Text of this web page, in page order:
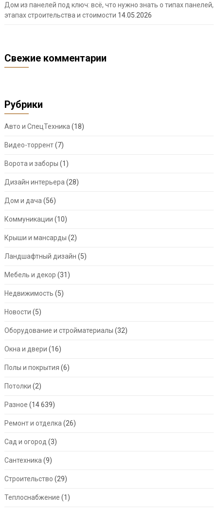
Дом из панелей под ключ: всё, что нужно знать о типах панелей,
этапах строительства и стоимости 14.05.2026
Свежие комментарии
Рубрики
Авто и СпецТехника (18)
Видео-торрент(7)
Ворота и заборы (1)
Дизайн интерьера (28)
Дом и дача (56)
Коммуникации (10)
Крыши и мансарды (2)
Ландшафтный дизайн (5)
Мебель и декор (31)
Недвижимость (5)
Новости (5)
Оборудование и стройматериалы (32)
Окна и двери (16)
Полы и покрытия (6)
Потолки (2)
Разное (14 639)
Ремонт и отделка (26)
Сад и огород (3)
Сантехника (9)
Строительство (29)
Теплоснабжение (1)